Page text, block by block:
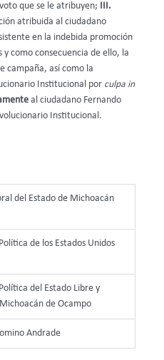
que se le atribuyen;
III.
atribuida al ciudadano
en la indebida promoción
como consecuencia de ello, la
campaña, así como la
Institucional por culpa in
al ciudadano Fernando
Institucional.
del Estado de Michoacán
de los Estados Unidos
del Estado Libre y
de Ocampo
Andrade